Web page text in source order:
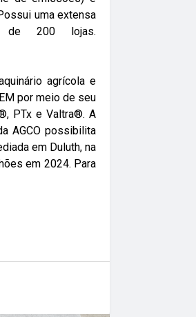
uma extensa
de 200 lojas.
agrícola e
por meio de seu
PTx e Valtra®. A
AGCO possibilita
em Duluth, na
em 2024. Para
18°C 18°C 18°C